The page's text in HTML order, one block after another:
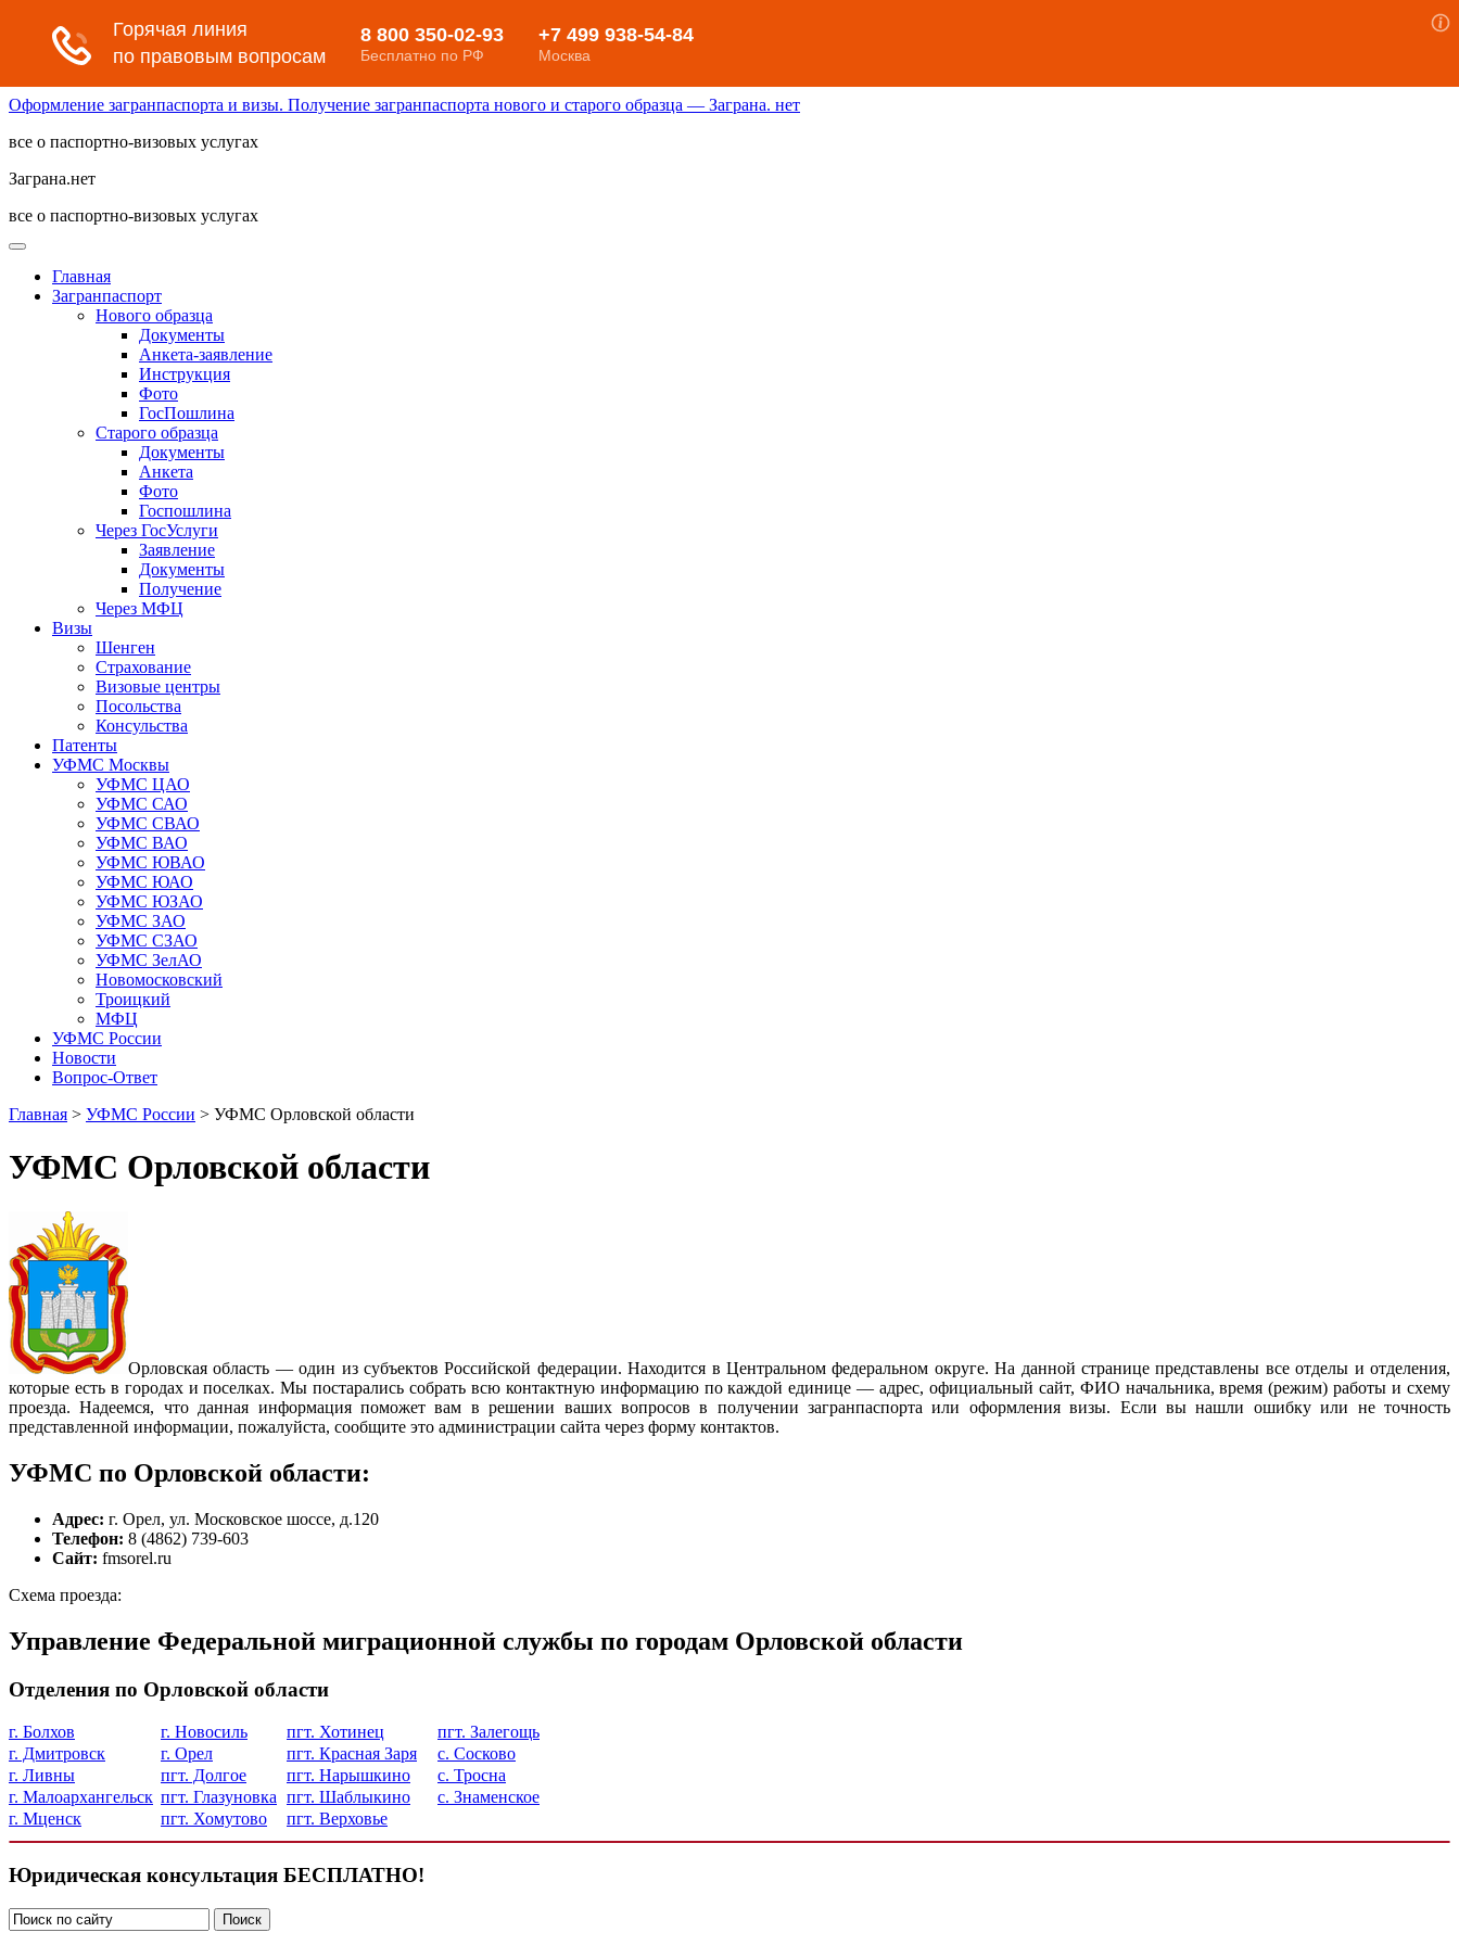
Оформление загранпаспорта и визы. Получение загранпаспорта нового и старого образца — Заграна. нет
все о паспортно-визовых услугах
Заграна.нет
все о паспортно-визовых услугах
Главная
Загранпаспорт
Нового образца
Документы
Анкета-заявление
Инструкция
Фото
ГосПошлина
Старого образца
Документы
Анкета
Фото
Госпошлина
Через ГосУслуги
Заявление
Документы
Получение
Через МФЦ
Визы
Шенген
Страхование
Визовые центры
Посольства
Консульства
Патенты
УФМС Москвы
УФМС ЦАО
УФМС САО
УФМС СВАО
УФМС ВАО
УФМС ЮВАО
УФМС ЮАО
УФМС ЮЗАО
УФМС ЗАО
УФМС СЗАО
УФМС ЗелАО
Новомосковский
Троицкий
МФЦ
УФМС России
Новости
Вопрос-Ответ
Главная > УФМС России > УФМС Орловской области
УФМС Орловской области
Орловская область — один из субъектов Российской федерации. Находится в Центральном федеральном округе. На данной странице представлены все отделы и отделения,
которые есть в городах и поселках. Мы постарались собрать всю контактную информацию по каждой единице — адрес, официальный сайт, ФИО начальника, время (режим) работы и схему
проезда. Надеемся, что данная информация поможет вам в решении ваших вопросов в получении загранпаспорта или оформления визы. Если вы нашли ошибку или не точность
представленной информации, пожалуйста, сообщите это администрации сайта через форму контактов.
УФМС по Орловской области:
Адрес: г. Орел, ул. Московское шоссе, д.120
Телефон: 8 (4862) 739-603
Сайт: fmsorel.ru
Схема проезда:
Управление Федеральной миграционной службы по городам Орловской области
Отделения по Орловской области
г. Болхов г. Новосиль пгт. Хотинец
пгт. Залегощь
г. Дмитровск
г. Орел пгт. Красная Заря
с. Сосково
г. Ливны
пгт. Долгое пгт. Нарышкино
с. Тросна
г. Малоархангельск пгт. Глазуновка пгт. Шаблыкино
с. Знаменское
г. Мценск
пгт. Хомутово пгт. Верховье
Юридическая консультация БЕСПЛАТНО!